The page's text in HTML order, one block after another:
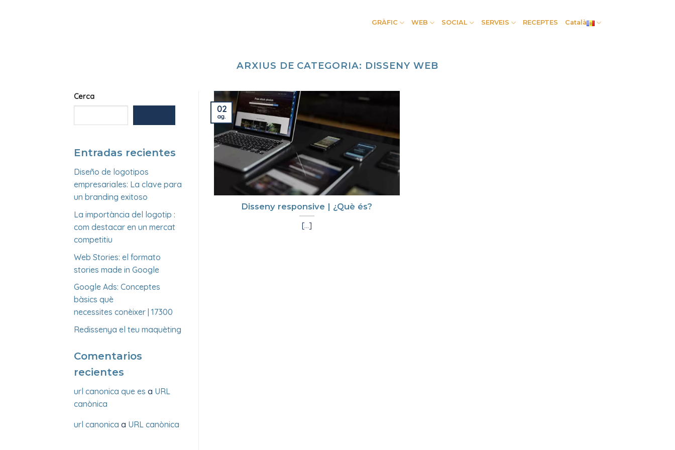
GRÀFIC WEB SOCIAL SERVEIS RECEPTES Català
ARXIUS DE CATEGORIA: DISSENY WEB
Cerca
Entradas recientes
Diseño de logotipos
empresariales: La clave para
un branding exitoso
La importància del logotip :
com destacar en un mercat
competitiu
Web Stories: el formato
stories made in Google
Google Ads: Conceptes
bàsics què
necessites conèixer | 17300
Redissenya el teu maquèting
Comentarios
recientes
url canonica que es a URL
canònica
url canonica a URL canònica
Disseny responsive | ¿Què és?
[...]
02
ag.